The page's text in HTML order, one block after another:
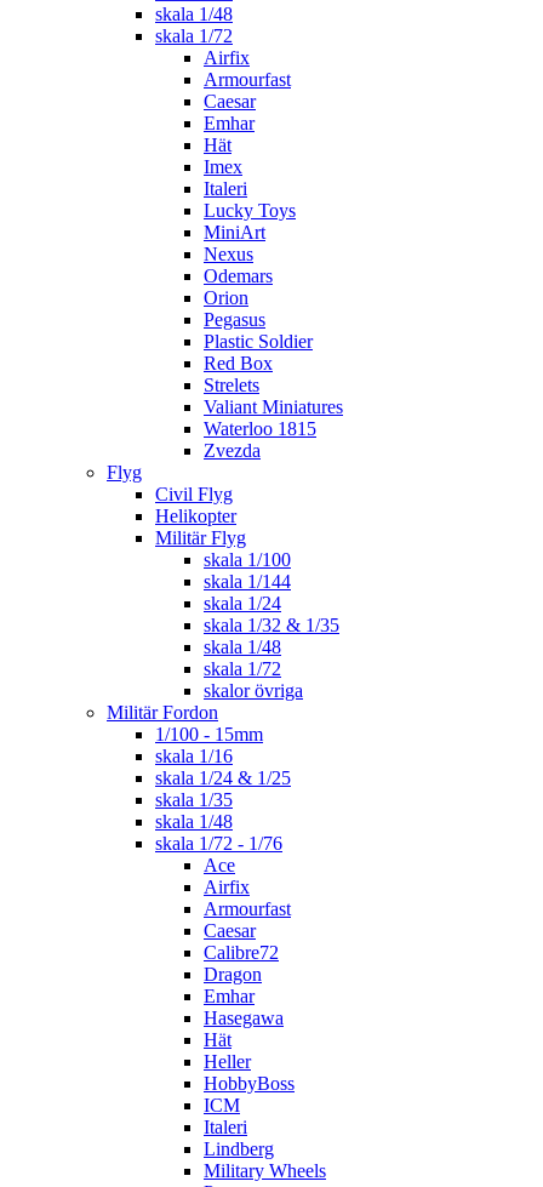
skala 1/48
skala 1/72
Airfix
Armourfast
Caesar
Emhar
Hät
Imex
Italeri
Lucky Toys
MiniArt
Nexus
Odemars
Orion
Pegasus
Plastic Soldier
Red Box
Strelets
Valiant Miniatures
Waterloo 1815
Zvezda
Flyg
Civil Flyg
Helikopter
Militär Flyg
skala 1/100
skala 1/144
skala 1/24
skala 1/32 & 1/35
skala 1/48
skala 1/72
skalor övriga
Militär Fordon
1/100 - 15mm
skala 1/16
skala 1/24 & 1/25
skala 1/35
skala 1/48
skala 1/72 - 1/76
Ace
Airfix
Armourfast
Caesar
Calibre72
Dragon
Emhar
Hasegawa
Hät
Heller
HobbyBoss
ICM
Italeri
Lindberg
Military Wheels